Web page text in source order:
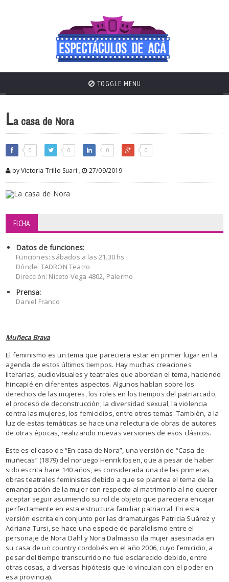
TOGGLE MENU
La casa de Nora
0 0 0 0
by Victoria Trillo Suari , 27/09/2019
FICHA
Datos de funciones:
Funciones: sábados a las 21.30 hs
Dónde: TADRON Teatro
Dirección: Niceto Vega 4802, Palermo
Prensa:
Daniel Franco
Muñeca Brava
El feminismo es un tema que pareciera estar en primer lugar en la
agenda de estos últimos tiempos. Hay muchas creaciones
literarias, audiovisuales y teatrales que abordan el tema, haciendo
hincapié en diferentes aspectos. Algunos hablan sobre los
derechos de las mujeres, los roles en los tiempos del patriarcado,
el proceso de deconstrucción, la diversidad sexual, la violencia
contra las mujeres, los femicidios, entre otros temas. También, a la
luz de estas temáticas se hace una relectura de obras de autores
de otras épocas, realizando nuevas versiones de esos clásicos.
Este es el caso de “En casa de Nora”, una versión de “Casa de
muñecas” (1879) del noruego Henrik Ibsen, que a pesar de haber
sido escrita hace 140 años, es considerada una de las primeras
obras teatrales feministas debido a que se plantea el tema de la
emancipación de la mujer con respecto al matrimonio al no querer
aceptar seguir asumiendo su rol de objeto que pareciera encajar
perfectamente en esta estructura familiar patriarcal. En esta
versión escrita en conjunto por las dramaturgas Patricia Suárez y
Adriana Tursi, se hace una especie de paralelismo entre el
personaje de Nora Dahl y Nora Dalmasso (la mujer asesinada en
su casa de un country cordobés en el año 2006, cuyo femicidio, a
pesar del tiempo transcurrido no fue esclarecido debido, entre
otras cosas, a diversas hipótesis que lo vinculan con el poder en
esa provincia).